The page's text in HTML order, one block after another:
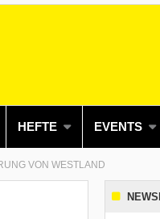
HEFTE EVENTS
VON WESTLAND